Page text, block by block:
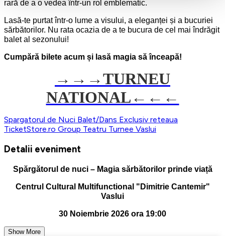
rară de a o vedea într-un rol emblematic.
Lasă-te purtat într-o lume a visului, a eleganței și a bucuriei
sărbătorilor. Nu rata ocazia de a te bucura de cel mai îndrăgit
balet al sezonului!
Cumpără bilete acum și lasă magia să înceapă!
→→→TURNEU
NATIONAL←←←
Spargatorul de Nuci Balet/Dans Exclusiv reteaua
TicketStore.ro Group Teatru Turnee Vaslui
Detalii eveniment
Spărgătorul de nuci – Magia sărbătorilor prinde viață
Centrul Cultural Multifunctional "Dimitrie Cantemir"
Vaslui
30 Noiembrie 2026 ora 19:00
Show More